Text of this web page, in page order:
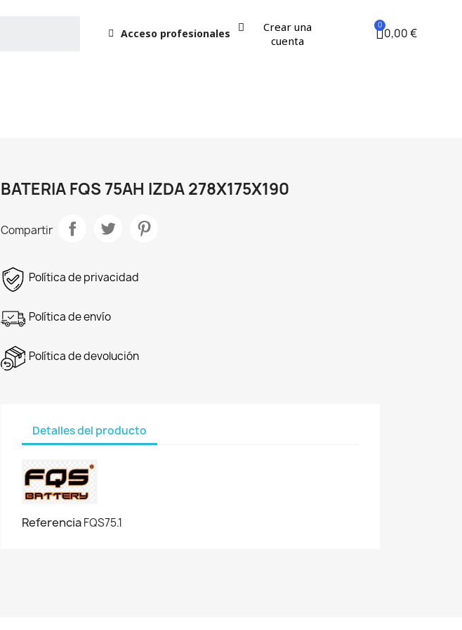
Acceso profesionales
Crear una
cuenta
0,00 €
BATERIA FQS 75AH IZDA 278X175X190
Compartir
Política de privacidad
Política de envío
Política de devolución
Detalles del producto
ReferenciaFQS75.1